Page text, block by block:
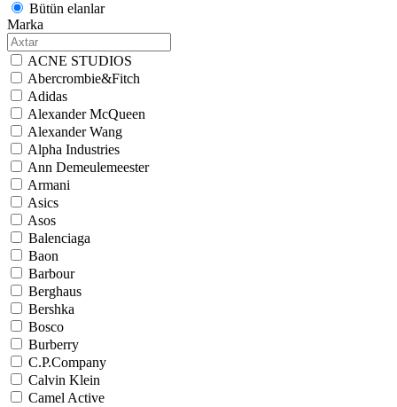
Bütün elanlar
Marka
ACNE STUDIOS
Abercrombie&Fitch
Adidas
Alexander McQueen
Alexander Wang
Alpha Industries
Ann Demeulemeester
Armani
Asics
Asos
Balenciaga
Baon
Barbour
Berghaus
Bershka
Bosco
Burberry
C.P.Company
Calvin Klein
Camel Active